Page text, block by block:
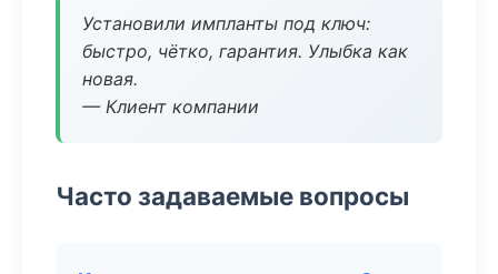
Установили импланты под ключ:
быстро, чётко, гарантия. Улыбка как
новая.
— Клиент компании
Часто задаваемые вопросы